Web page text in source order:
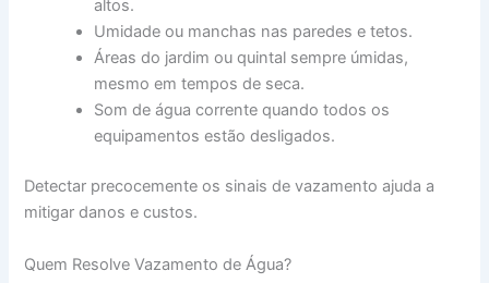
altos.
Umidade ou manchas nas paredes e tetos.
Áreas do jardim ou quintal sempre úmidas,
mesmo em tempos de seca.
Som de água corrente quando todos os
equipamentos estão desligados.
Detectar precocemente os sinais de vazamento ajuda a
mitigar danos e custos.
Quem Resolve Vazamento de Água?